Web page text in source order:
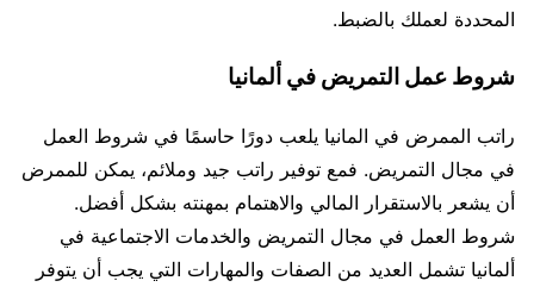
المحددة لعملك بالضبط.
شروط عمل التمريض في ألمانيا
راتب الممرض في المانيا يلعب دورًا حاسمًا في شروط العمل
في مجال التمريض. فمع توفير راتب جيد وملائم، يمكن للممرض
أن يشعر بالاستقرار المالي والاهتمام بمهنته بشكل أفضل.
شروط العمل في مجال التمريض والخدمات الاجتماعية في
ألمانيا تشمل العديد من الصفات والمهارات التي يجب أن يتوفر